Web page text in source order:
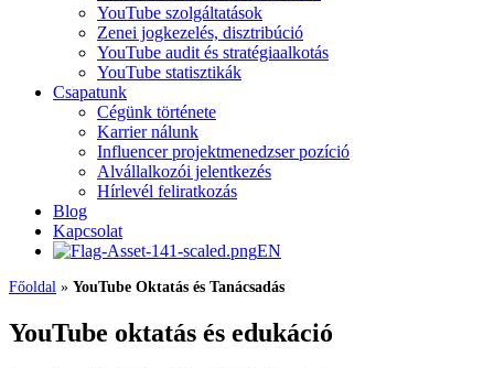
YouTube szolgáltatások
Zenei jogkezelés, disztribúció
YouTube audit és stratégiaalkotás
YouTube statisztikák
Csapatunk
Cégünk története
Karrier nálunk
Influencer projektmenedzser pozíció
Alvállalkozói jelentkezés
Hírlevél feliratkozás
Blog
Kapcsolat
EN
Főoldal » YouTube Oktatás és Tanácsadás
YouTube oktatás és edukáció